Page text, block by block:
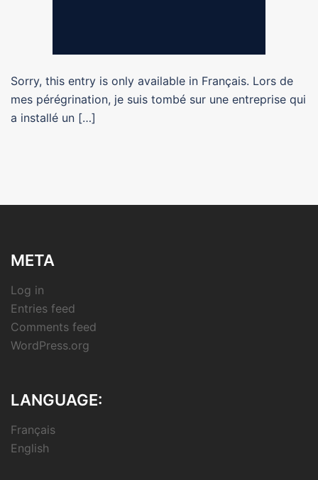
Sorry, this entry is only available in Français. Lors de
mes pérégrination, je suis tombé sur une entreprise qui
a installé un […]
META
Log in
Entries feed
Comments feed
WordPress.org
LANGUAGE:
Français
English